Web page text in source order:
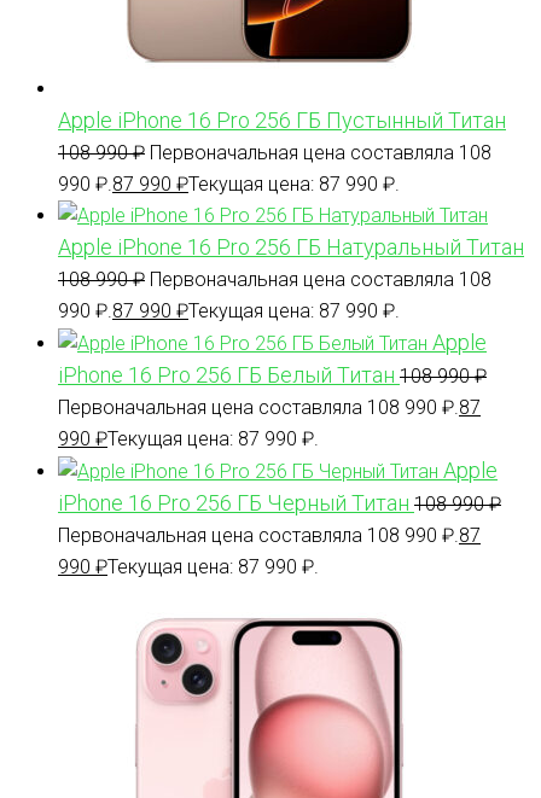
Apple iPhone 16 Pro 256 ГБ Пустынный Титан
108 990₽ Первоначальная цена составляла 108
990 ₽. 87 990 ₽Текущая цена: 87 990 ₽.
Apple iPhone 16 Pro 256 ГБ Натуральный Титан
108 990₽ Первоначальная цена составляла 108
990 ₽. 87 990 ₽Текущая цена: 87 990 ₽.
Apple
iPhone 16 Pro 256 ГБ Белый Титан 108 990₽
Первоначальная цена составляла 108 990 ₽. 87
990 ₽Текущая цена: 87 990 ₽.
Apple
iPhone 16 Pro 256 ГБ Черный Титан 108 990₽
Первоначальная цена составляла 108 990 ₽. 87
990 ₽Текущая цена: 87 990 ₽.